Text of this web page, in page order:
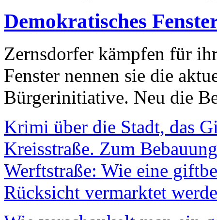
Demokratisches
Zernsdorfer kämpfen für
Fenster nennen sie die
Bürgerinitiative. Neu die
Krimi über die Stadt, das
Kreisstraße. Zum
Werftstraße: Wie eine
Rücksicht vermarktet